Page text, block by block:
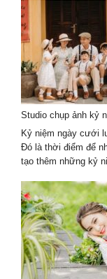
Top
Studio
Chụp
Ảnh
Cưới
Hội
An
2026
Mới
Nhất
Studio chụp ảnh kỷ
Kỷ niệm ngày cưới
Đó là thời điểm để
tạo thêm những kỷ